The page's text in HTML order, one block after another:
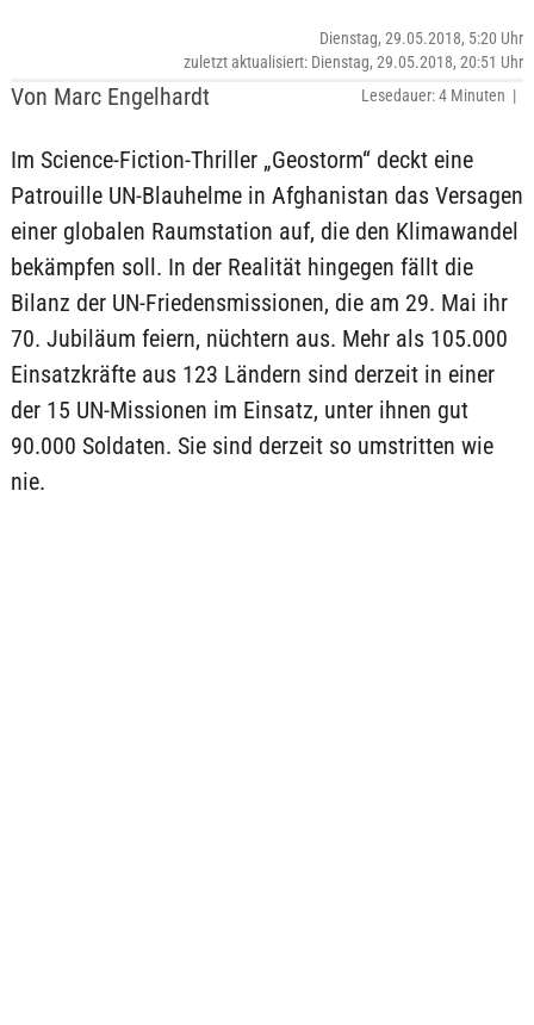
Von Marc Engelhardt
Dienstag, 29.05.2018, 5:20 Uhr
zuletzt aktualisiert: Dienstag, 29.05.2018, 20:51 Uhr
Lesedauer: 4 Minuten |
Im Science-Fiction-Thriller „Geostorm“ deckt eine
Patrouille UN-Blauhelme in Afghanistan das Versagen
einer globalen Raumstation auf, die den Klimawandel
bekämpfen soll. In der Realität hingegen fällt die
Bilanz der UN-Friedensmissionen, die am 29. Mai ihr
70. Jubiläum feiern, nüchtern aus. Mehr als 105.000
Einsatzkräfte aus 123 Ländern sind derzeit in einer
der 15 UN-Missionen im Einsatz, unter ihnen gut
90.000 Soldaten. Sie sind derzeit so umstritten wie
nie.